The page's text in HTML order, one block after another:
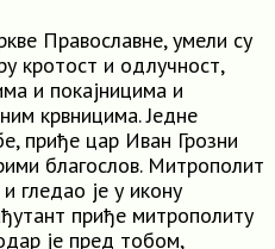
Православне, умели су
кротост и одлучност,
и покајницима и
крвницима. Једне
приђе цар Иван Грозни
благослов. Митрополит
гледао је у икону
приђе митрополиту
је пред тобом,